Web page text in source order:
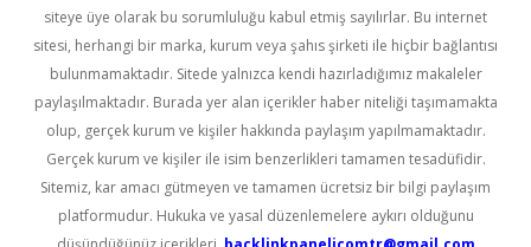
siteye üye olarak bu sorumluluğu kabul etmiş sayılırlar. Bu internet
sitesi, herhangi bir marka, kurum veya şahıs şirketi ile hiçbir bağlantısı
bulunmamaktadır. Sitede yalnızca kendi hazırladığımız makaleler
paylaşılmaktadır. Burada yer alan içerikler haber niteliği taşımamakta
olup, gerçek kurum ve kişiler hakkında paylaşım yapılmamaktadır.
Gerçek kurum ve kişiler ile isim benzerlikleri tamamen tesadüfidir.
Sitemiz, kar amacı gütmeyen ve tamamen ücretsiz bir bilgi paylaşım
platformudur. Hukuka ve yasal düzenlemelere aykırı olduğunu